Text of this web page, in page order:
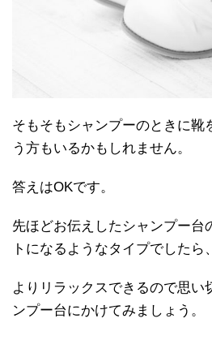
そもそもシャンプーのときに靴
う方もいるかもしれません。
答えはOKです。
先ほどお伝えしたシャンプー台
トになるようなタイプでしたら、
よりリラックスできるので思い
ンプー台にかけてみましょう。